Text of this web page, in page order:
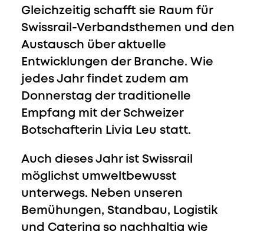
Gleichzeitig schafft sie Raum für
Swissrail-Verbandsthemen und den
Austausch über aktuelle
Entwicklungen der Branche. Wie
jedes Jahr findet zudem am
Donnerstag der traditionelle
Empfang mit der Schweizer
Botschafterin Livia Leu statt.
Auch dieses Jahr ist Swissrail
möglichst umweltbewusst
unterwegs. Neben unseren
Bemühungen, Standbau, Logistik
und Catering so nachhaltig wie